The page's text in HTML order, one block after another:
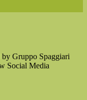
Gruppo Spaggiari
Social Media